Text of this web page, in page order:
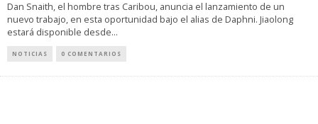
Dan Snaith, el hombre tras Caribou, anuncia el lanzamiento de un
nuevo trabajo, en esta oportunidad bajo el alias de Daphni. Jiaolong
estará disponible desde...
NOTICIAS 0 COMENTARIOS